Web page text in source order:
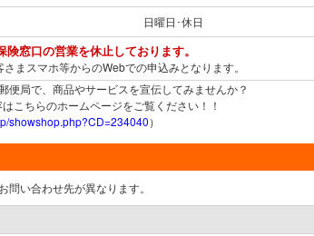
日曜日･休日
窓口の営業を休止しております。
まスマホ等からのWebでの申込みとなります。
便局で、商品やサービスを宣伝してみませんか？
こちらのホームページをご覧ください！！
showshop.php?CD=234040）
い合わせ先が異なります。